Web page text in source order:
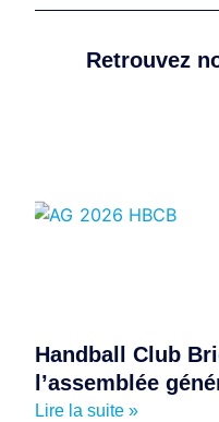
Retrouvez
Handball Club
l’assemblée
Lire la suite »